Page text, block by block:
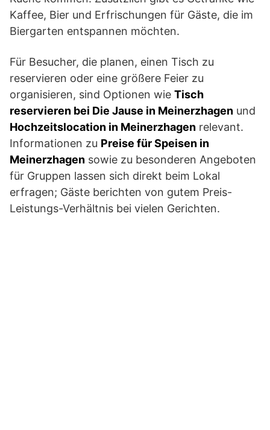
Kaffee, Bier und Erfrischungen für Gäste, die im
Biergarten entspannen möchten.
Für Besucher, die planen, einen Tisch zu
reservieren oder eine größere Feier zu
organisieren, sind Optionen wie Tisch
reservieren bei Die Jause in Meinerzhagen und
Hochzeitslocation in Meinerzhagen relevant.
Informationen zu Preise für Speisen in
Meinerzhagen sowie zu besonderen Angeboten
für Gruppen lassen sich direkt beim Lokal
erfragen; Gäste berichten von gutem Preis-
Leistungs-Verhältnis bei vielen Gerichten.